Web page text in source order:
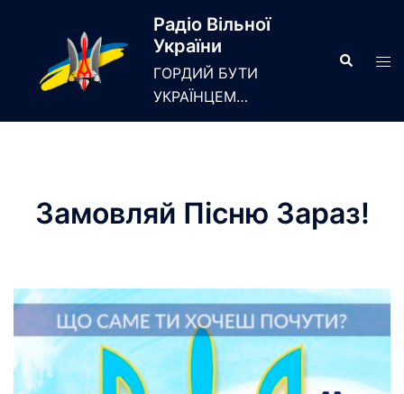
Радіо Вільної
України
ГОРДИЙ БУТИ
УКРАЇНЦЕМ…
Search
Замовляй Пiсню Зараз!